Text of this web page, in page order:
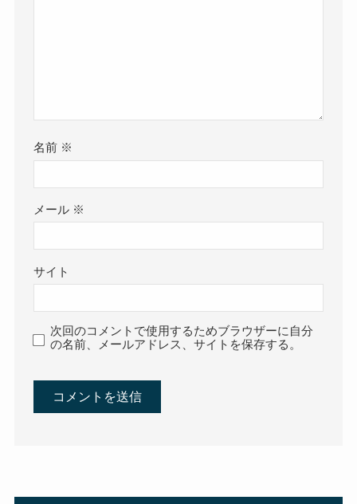
名前 ※
メール ※
サイト
次回のコメントで使用するためブラウザーに自分
の名前、メールアドレス、サイトを保存する。